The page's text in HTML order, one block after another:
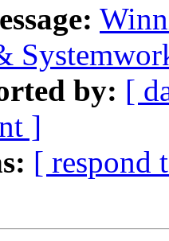
by: [
]
[ respond